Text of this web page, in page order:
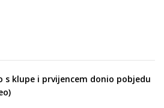
s klupe i prvijencem donio pobjedu